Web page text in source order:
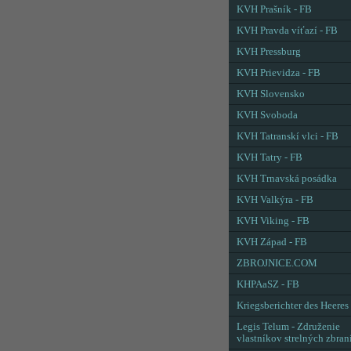
KVH Prašník - FB
KVH Pravda víťazí - FB
KVH Pressburg
KVH Prievidza - FB
KVH Slovensko
KVH Svoboda
KVH Tatranskí vlci - FB
KVH Tatry - FB
KVH Trnavská posádka
KVH Valkýra - FB
KVH Viking - FB
KVH Západ - FB
ZBROJNICE.COM
KHPAaSZ - FB
Kriegsberichter des Heeres
Legis Telum - Združenie
vlastníkov strelných